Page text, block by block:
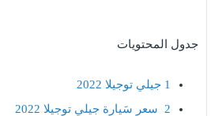
جدول المحتويات
1 جيلي توجيلا 2022
2 سعر سَيارة جيلي توجيلا 2022